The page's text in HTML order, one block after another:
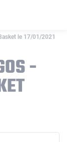
le 17/01/2021
-